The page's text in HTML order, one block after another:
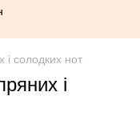
і солодких нот
і